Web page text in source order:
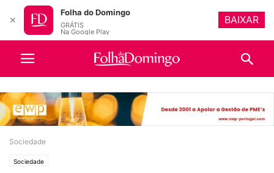
Sociedade
Sociedade
✕
Folha do Domingo
GRÁTIS
Na Google Play
BAIXAR